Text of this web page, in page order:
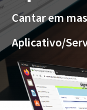
Cantar em
Aplicativo/